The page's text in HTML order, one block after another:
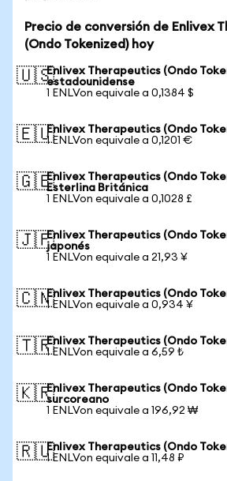
Precio de conversión de Enlivex
(Ondo Tokenized) hoy
🇺🇸Enlivex Therapeutics (Ondo
estadounidense
1 ENLVon equivale a 0,1384 $
🇪🇺Enlivex Therapeutics (Ondo
1 ENLVon equivale a 0,1201 €
🇬🇧Enlivex Therapeutics (Ondo
Esterlina Británica
1 ENLVon equivale a 0,1028 £
🇯🇵Enlivex Therapeutics (Ondo
japonés
1 ENLVon equivale a 21,93 ¥
🇨🇳Enlivex Therapeutics (Ondo
1 ENLVon equivale a 0,934 ¥
🇹🇷Enlivex Therapeutics (Ondo
1 ENLVon equivale a 6,59 ₺
🇰🇷Enlivex Therapeutics (Ondo
surcoreano
1 ENLVon equivale a 196,92 ₩
🇷🇺Enlivex Therapeutics (Ondo
1 ENLVon equivale a 11,48 ₽